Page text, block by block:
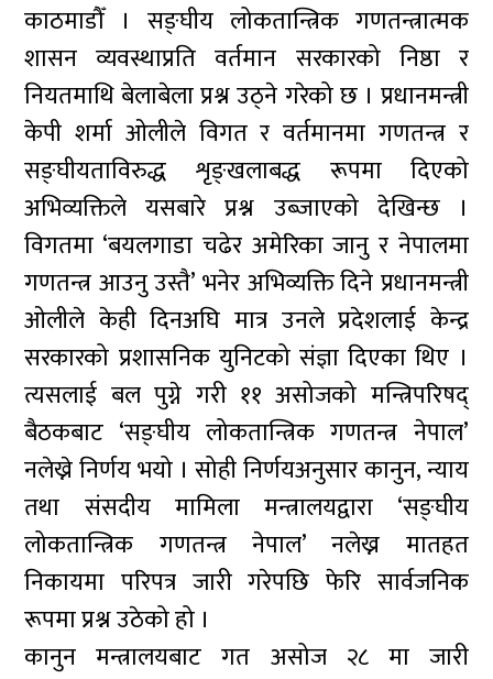
काठमाडौँ । सङ्घीय लोकतान्त्रिक गणतन्त्रात्मक
शासन व्यवस्थाप्रति वर्तमान सरकारको निष्ठा र
नियतमाथि बेलाबेला प्रश्न उठ्ने गरेको छ । प्रधानमन्त्री
केपी शर्मा ओलीले विगत र वर्तमानमा गणतन्त्र र
सङ्घीयताविरुद्ध शृङ्खलाबद्ध रूपमा दिएको
अभिव्यक्तिले यसबारे प्रश्न उब्जाएको देखिन्छ ।
विगतमा ‘बयलगाडा चढेर अमेरिका जानु र नेपालमा
गणतन्त्र आउनु उस्तै’ भनेर अभिव्यक्ति दिने प्रधानमन्त्री
ओलीले केही दिनअघि मात्र उनले प्रदेशलाई केन्द्र
सरकारको प्रशासनिक युनिटको संज्ञा दिएका थिए ।
त्यसलाई बल पुग्ने गरी ११ असोजको मन्त्रिपरिषद्
बैठकबाट ‘सङ्घीय लोकतान्त्रिक गणतन्त्र नेपाल’
नलेख्ने निर्णय भयो । सोही निर्णयअनुसार कानुन, न्याय
तथा संसदीय मामिला मन्त्रालयद्वारा ‘सङ्घीय
लोकतान्त्रिक गणतन्त्र नेपाल’ नलेख्न मातहत
निकायमा परिपत्र जारी गरेपछि फेरि सार्वजनिक
रूपमा प्रश्न उठेको हो ।
कानुन मन्त्रालयबाट गत असोज २८ मा जारी